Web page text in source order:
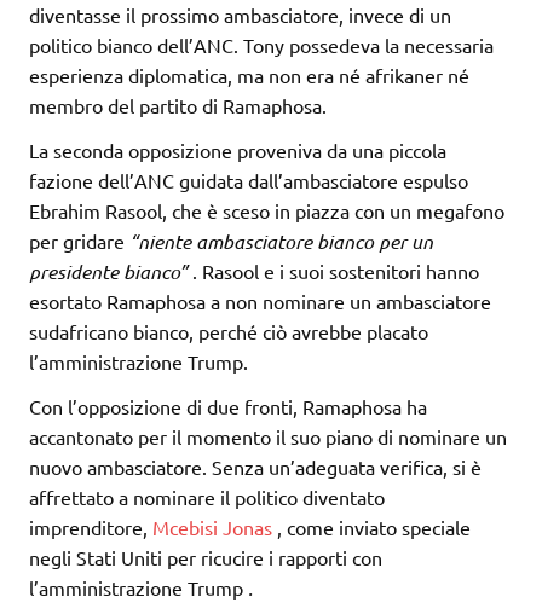
diventasse il prossimo ambasciatore, invece di un
politico bianco dell’ANC. Tony possedeva la necessaria
esperienza diplomatica, ma non era né afrikaner né
membro del partito di Ramaphosa.
La seconda opposizione proveniva da una piccola
fazione dell’ANC guidata dall’ambasciatore espulso
Ebrahim Rasool, che è sceso in piazza con un megafono
per gridare “niente ambasciatore bianco per un
presidente bianco”. Rasool e i suoi sostenitori hanno
esortato Ramaphosa a non nominare un ambasciatore
sudafricano bianco, perché ciò avrebbe placato
l’amministrazione Trump.
Con l’opposizione di due fronti, Ramaphosa ha
accantonato per il momento il suo piano di nominare un
nuovo ambasciatore. Senza un’adeguata verifica, si è
affrettato a nominare il politico diventato
imprenditore, Mcebisi Jonas , come inviato speciale
negli Stati Uniti per ricucire i rapporti con
l’amministrazione Trump .